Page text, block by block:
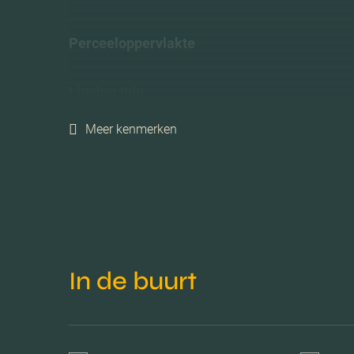
Perceeloppervlakte
Energielabel
C.v.-ketel bouwjaar
Meer kenmerken
In de buurt